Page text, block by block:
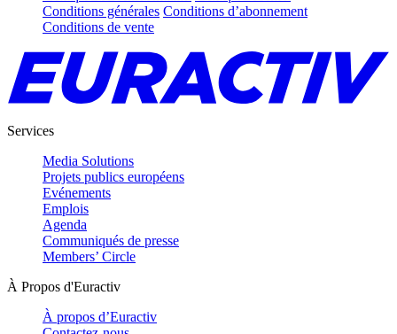
Conditions générales Conditions d’abonnement
Conditions de vente
Services
Media Solutions
Projets publics européens
Evénements
Emplois
Agenda
Communiqués de presse
Members’ Circle
À Propos d'Euractiv
À propos d’Euractiv